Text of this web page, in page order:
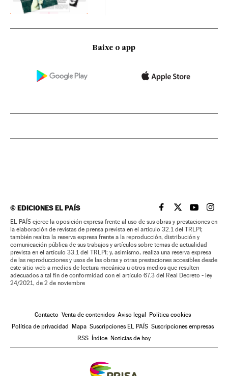
Baixe o app
©EDICIONES EL PAÍS EL PAÍS BRASIL EN
EL PAÍSEL PAÍS
EL
EL PAÍS ejerce la oposición expresa frente al uso de sus obras y prestaciones en
la elaboración de revistas de prensa prevista en el artículo 32.1 del TRLPI;
también realiza la reserva expresa frente a la reproducción, distribución y
comunicación pública de sus trabajos y artículos sobre temas de actualidad
prevista en el artículo 33.1 del TRLPI; y, asimismo, realiza una reserva expresa
de las reproducciones y usos de las obras y otras prestaciones accesibles desde
este sitio web a medios de lectura mecánica u otros medios que resulten
adecuados a tal fin de conformidad con el artículo 67.3 del Real Decreto - ley
24/2021, de 2 de noviembre
Contacto Venta de contenidos Aviso legal
Política cookies
Política de privacidad
Mapa Suscripciones EL PAÍS Suscripciones empresas
RSS
Índice Noticias de hoy